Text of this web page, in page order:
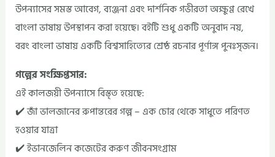
উপন্যাসের সমস্ত আবেগ, ব্যঞ্জনা এবং দার্শনিক গভীরতা অক্ষুণ্ণ রেখে
বাংলা ভাষায় উপস্থাপন করা হয়েছে। বইটি শুধু একটি অনুবাদ নয়,
বরং বাংলা ভাষায় একটি বিশ্বসাহিত্যের শ্রেষ্ঠ রচনার পূর্ণাঙ্গ পুনঃসৃজন।
গল্পের সংক্ষিপ্তসার:
এই কালজয়ী উপন্যাসে বিস্তৃত হয়েছে:
✔️ জাঁ ভালজানের রুপান্তরের গল্প – এক চোর থেকে সাধুতে পরিণত
হওয়ার যাত্রা
✔️ ইভানজেলিন কজেটের করুণ জীবনসংগ্রাম